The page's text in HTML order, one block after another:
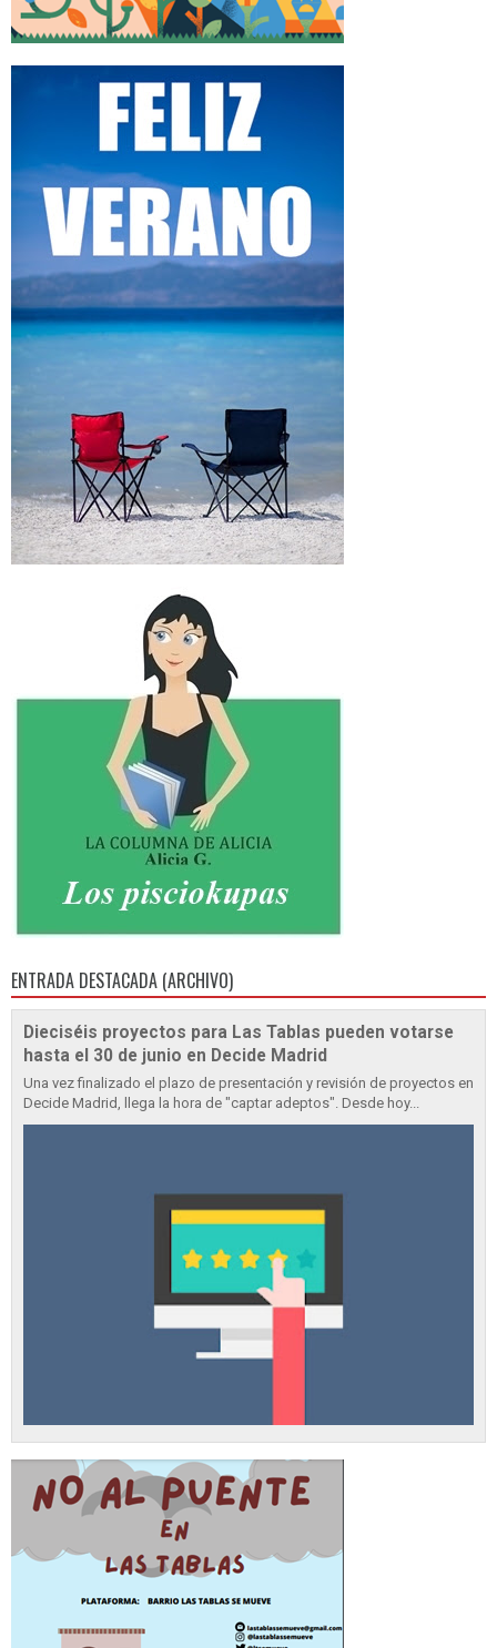
ENTRADA DESTACADA (ARCHIVO)
Dieciséis proyectos para Las Tablas pueden votarse
hasta el 30 de junio en Decide Madrid
Una vez finalizado el plazo de presentación y revisión de proyectos en
Decide Madrid, llega la hora de "captar adeptos". Desde hoy...